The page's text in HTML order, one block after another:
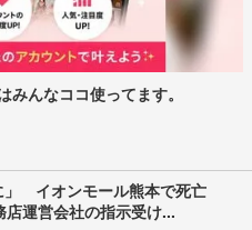
んなココ使ってます。
」 イオンモール熊本で死亡
運営会社の指示受け...